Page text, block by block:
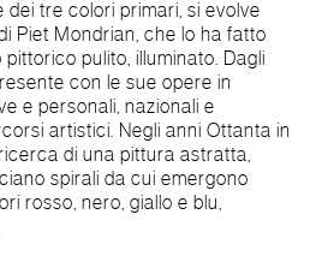
tre colori primari, si evolve
Piet Mondrian, che lo ha fatto
pulito, illuminato. Dagli
con le sue opere in
e personali, nazionali e
artistici. Negli anni Ottanta in
di una pittura astratta,
spirali da cui emergono
rosso, nero, giallo e blu,